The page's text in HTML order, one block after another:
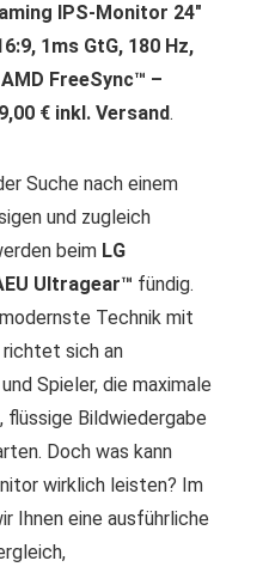
IPS-Monitor 24″
1ms GtG, 180 Hz,
FreeSync™ –
€ inkl. Versand.
Suche nach einem
und zugleich
beim LG
Ultragear™ fündig.
Technik mit
richtet sich an
Spieler, die maximale
Bildwiedergabe
Doch was kann
wirklich leisten? Im
Ihnen eine ausführliche